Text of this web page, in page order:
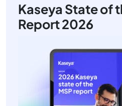
Kaseya State of
Report 2026